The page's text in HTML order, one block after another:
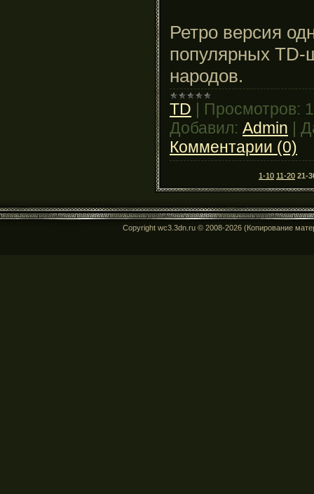
Ретро версия
популярных TD-
народов.
TD | Просмотров:
Добавил: Admin |
Комментарии (0)
1-10 11-20 21-
Copyright wc3.3dn.ru © 2008-2026 (Копирование